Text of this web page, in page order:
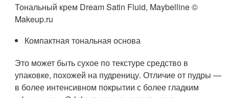
Тональный крем Dream Satin Fluid, Maybelline ©
Makeup.ru
Компактная тональная основа
Это может быть сухое по текстуре средство в
упаковке, похожей на пудреницу. Отличие от пудры —
в более интенсивном покрытии с более гладким